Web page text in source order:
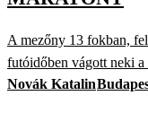
A mezőny 13 fokban,
futóidőben vágott neki a
Novák Katalin